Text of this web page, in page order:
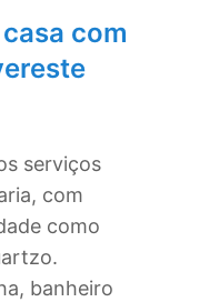
com
serviços
com
como
banheiro